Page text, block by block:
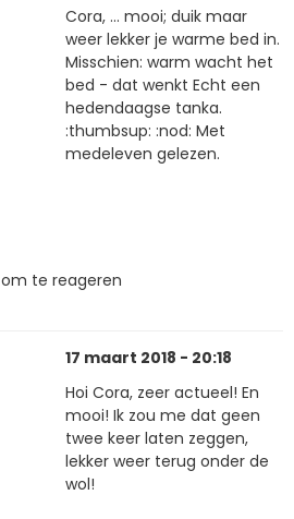
Cora, ... mooi; duik maar
weer lekker je warme bed in.
Misschien: warm wacht het
bed - dat wenkt Echt een
hedendaagse tanka.
:thumbsup: :nod: Met
medeleven gelezen.
om te reageren
17 maart 2018 - 20:18
Hoi Cora, zeer actueel! En
mooi! Ik zou me dat geen
twee keer laten zeggen,
lekker weer terug onder de
wol!